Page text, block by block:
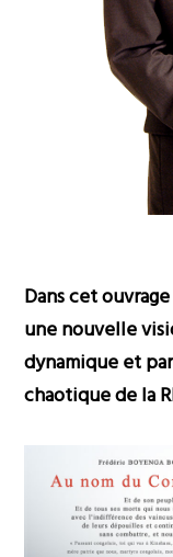
Dans cet ouvrage
une nouvelle
dynamique et
chaotique de la